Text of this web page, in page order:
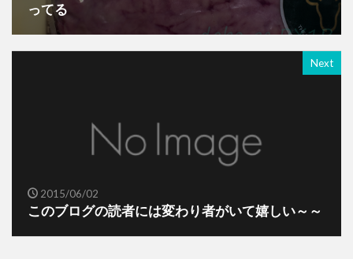
ってる
Next
2015/06/02
このブログの読者には変わり者がいて嬉しい～～